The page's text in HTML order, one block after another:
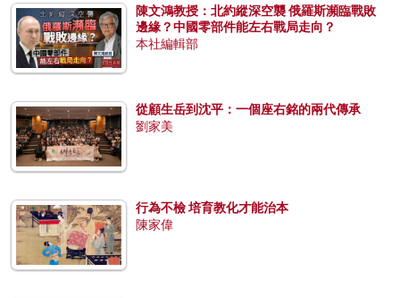
陳文鴻教授：北約縱深空襲 俄羅斯瀕臨戰敗
邊緣？中國零部件能左右戰局走向？
本社編輯部
從顧生岳到沈平：一個座右銘的兩代傳承
劉家美
行為不檢 培育教化才能治本
陳家偉